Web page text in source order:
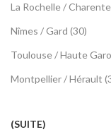
La Rochelle /
Nîmes / Gard (30)
Toulouse / Haute
Montpellier / Hérault
(SUITE)